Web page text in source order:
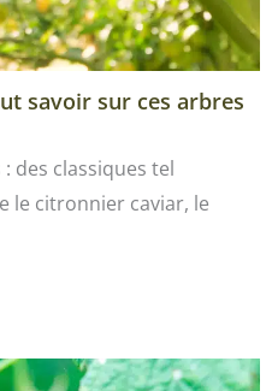
savoir sur ces arbres
des classiques tel
le citronnier caviar, le